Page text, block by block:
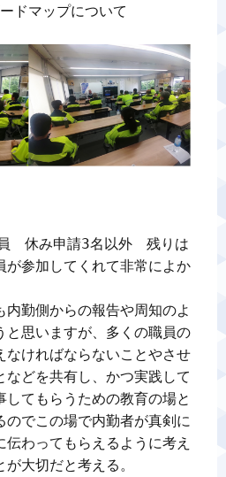
ドマップについて
　休み申請3名以外　残りは
が参加してくれて非常によか
勤側からの報告や周知のよ
と思いますが、多くの職員の
なければならないことやさせ
などを共有し、かつ実践して
してもらうための教育の場と
のでこの場で内勤者が真剣に
わってもらえるように考え
大切だと考える。